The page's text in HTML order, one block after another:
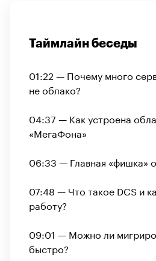
Таймлайн беседы
01:22 — Почему много
не облако?
04:37 — Как устроена
«МегаФона»
06:33 — Главная «фишка»
07:48 — Что такое DCS и
работу?
09:01 — Можно ли
быстро?